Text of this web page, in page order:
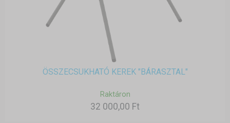
ÖSSZECSUKHATÓ KEREK "BÁRASZTAL"
Raktáron
32 000,00 Ft